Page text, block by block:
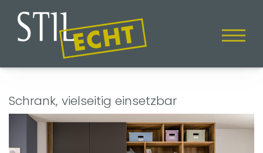
Schrank, vielseitig einsetzbar